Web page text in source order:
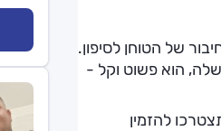
של הטוחן לסיפון.
שלה, הוא פשוט וקל -
להזמין